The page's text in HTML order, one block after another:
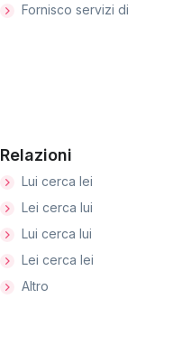
Fornisco servizi di
Relazioni
Lui cerca lei
Lei cerca lui
Lui cerca lui
Lei cerca lei
Altro